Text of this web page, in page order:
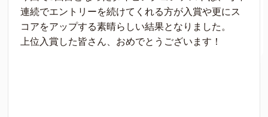
連続でエントリーを続けてくれる方が入賞や更にス
コアをアップする素晴らしい結果となりました。
上位入賞した皆さん、おめでとうございます！